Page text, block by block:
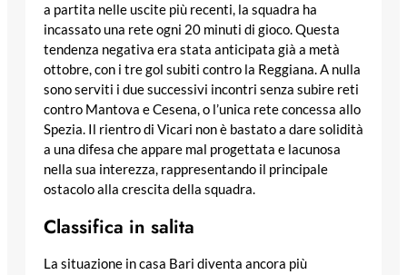
a partita nelle uscite più recenti, la squadra ha
incassato una rete ogni 20 minuti di gioco. Questa
tendenza negativa era stata anticipata già a metà
ottobre, con i tre gol subiti contro la Reggiana. A nulla
sono serviti i due successivi incontri senza subire reti
contro Mantova e Cesena, o l’unica rete concessa allo
Spezia. Il rientro di Vicari non è bastato a dare solidità
a una difesa che appare mal progettata e lacunosa
nella sua interezza, rappresentando il principale
ostacolo alla crescita della squadra.
Classifica in salita
La situazione in casa Bari diventa ancora più